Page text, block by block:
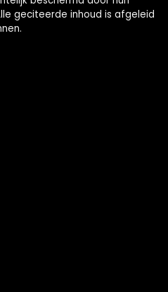
geciteerde inhoud is afgeleid